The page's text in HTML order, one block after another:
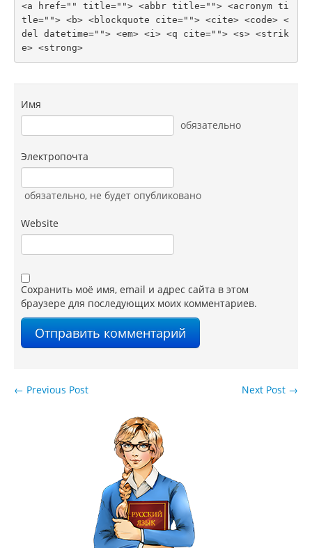
<a href="" title=""> <abbr title=""> <acronym ti
tle=""> <b> <blockquote cite=""> <cite> <code> <
del datetime=""> <em> <i> <q cite=""> <s> <strik
e> <strong>
Имя
обязательно
Электропочта
обязательно, не будет опубликовано
Website
Сохранить моё имя, email и адрес сайта в этом
браузере для последующих моих комментариев.
Next Post →
← Previous Post